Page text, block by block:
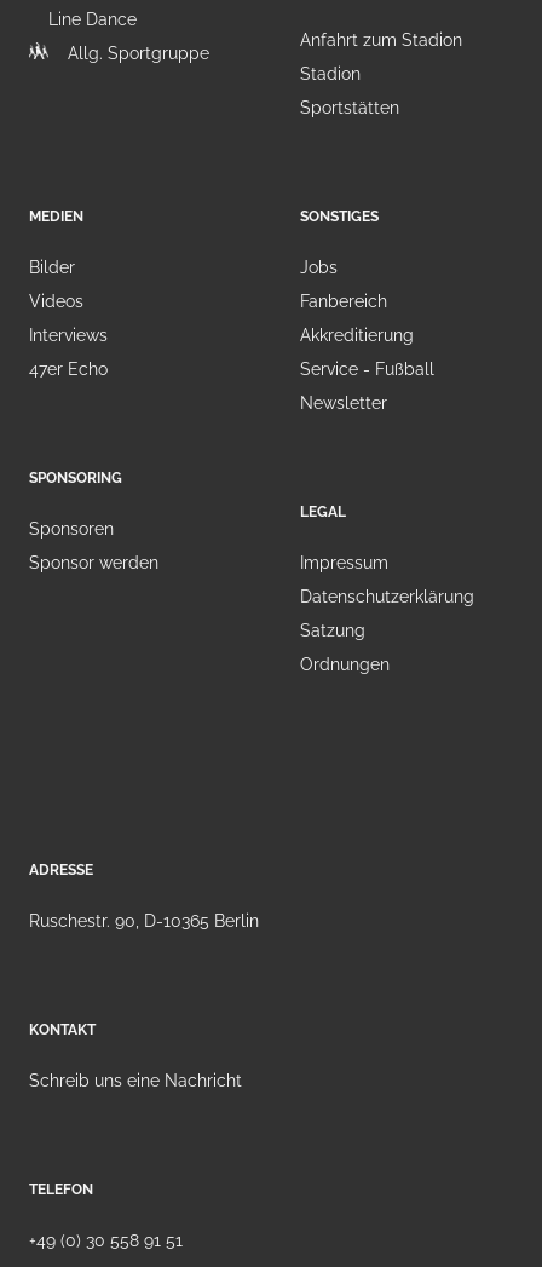
Line Dance
Allg. Sportgruppe
Anfahrt zum Stadion
Stadion
Sportstätten
MEDIEN
Bilder
Videos
Interviews
47er Echo
SPONSORING
Sponsoren
Sponsor werden
SONSTIGES
Jobs
Fanbereich
Akkreditierung
Service - Fußball
Newsletter
LEGAL
Impressum
Datenschutzerklärung
Satzung
Ordnungen
ADRESSE
Ruschestr. 90, D-10365 Berlin
KONTAKT
Schreib uns eine Nachricht
TELEFON
+49 (0) 30 558 91 51